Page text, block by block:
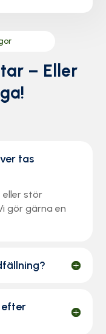
– Eller
tas
stör
gör gärna en
efter